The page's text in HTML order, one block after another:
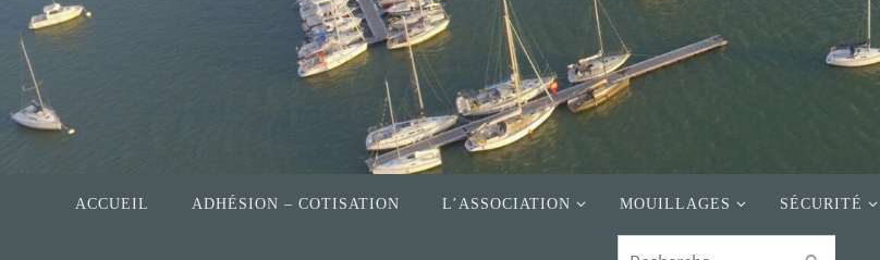
ACCUEIL ADHÉSION – COTISATION L’ASSOCIATION MOUILLAGES SÉCURITÉ